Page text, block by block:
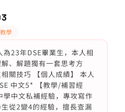
學
為23年DSE畢業生，本人相
、解題獨有一套思考方
關技巧 【個人成績】 本人
中文5* 【教學/補習經
學中文私補經驗，專攻寫作
從2變4的經驗，擅長查漏